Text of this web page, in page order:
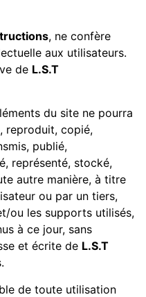
, ne confère
aux utilisateurs.
de L.S.T
du site ne pourra
reproduit, copié,
publié,
représenté, stocké,
autre manière, à titre
ou par un tiers,
ou les supports utilisés,
à ce jour, sans
et écrite de L.S.T
de toute utilisation